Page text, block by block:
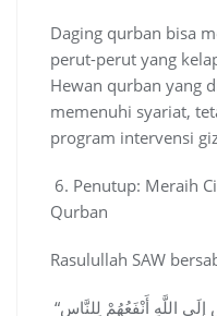
Daging qurban bisa
perut-perut yang
Hewan qurban yang
memenuhi syariat,
program intervensi
6. Penutup: Meraih
Qurban
Rasulullah SAW